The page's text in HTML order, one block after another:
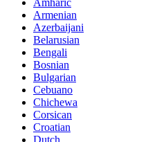
Armenian
Azerbaijani
Belarusian
Bengali
Bosnian
Bulgarian
Cebuano
Chichewa
Corsican
Croatian
Dutch